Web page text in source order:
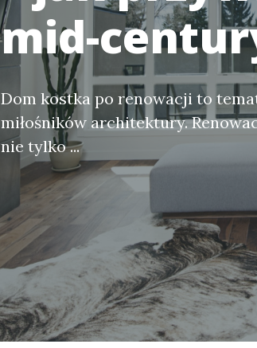
mid-
Dom kostka po renowacji to
miłośników architektury.
nie tylko ...